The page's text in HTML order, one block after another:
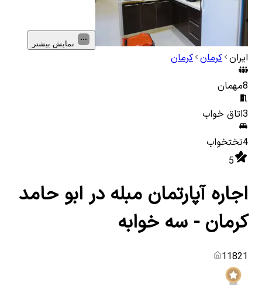
نمایش بیشتر
ایران کرمان کرمان
8مهمان
3اتاق خواب
4تختخواب
5
اجاره آپارتمان مبله در ابو حامد
کرمان - سه خوابه
11821